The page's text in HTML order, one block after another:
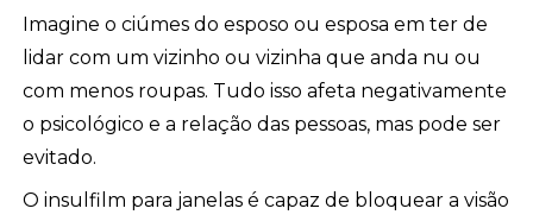
Imagine o ciúmes do esposo ou esposa em ter de
lidar com um vizinho ou vizinha que anda nu ou
com menos roupas. Tudo isso afeta negativamente
o psicológico e a relação das pessoas, mas pode ser
evitado.
O insulfilm para janelas é capaz de bloquear a visão